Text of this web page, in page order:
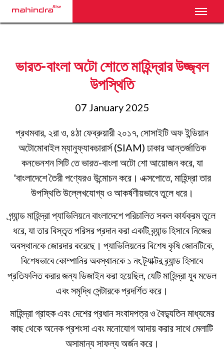
ভারত-বাংলা অটো শোতে মাহিন্দ্রার উজ্জ্বল
উপস্থিতি
07 January 2025
প্রথমবার, ২রা ও, ৪ঠা ফেব্রুয়ারী ২০১৭, সোসাইটি অফ ইন্ডিয়ান
অটোমোবাইল ম্যানুফ্যাকচারার্স (SIAM) ঢাকার আন্তর্জাতিক
কনভেনশন সিটি তে ভারত-বাংলা অটো শো আয়োজন করে, যা
'বাংলাদেশে তৈরী পণ্যেরও উন্মোচন করে। এক্সপোতে, মাহিন্দ্রা তার
উপস্থিতি উল্লেখযোগ্য ও আকর্ষণীয়ভাবে তুলে ধরে।
গ্র্যান্ড মাহিন্দ্রা প্যাভিলিয়নে বাংলাদেশে পরিচালিত সকল কার্যক্রম তুলে
ধরে, যা তার বিস্তৃত পরিসর প্রদান করা একটি ব্র্যান্ড হিসাবে নিজের
অবস্থানকে জোরদার করেছে। প্যাভিলিয়নের বিশেষ কৃষি জোনটিকে,
বিশেষভাবে কোম্পানির অবস্থানকে ১ নং ট্র্যাক্টর ব্র্যান্ড হিসাবে
প্রতিফলিত করার জন্য ডিজাইন করা হয়েছিল, যেটি মাহিন্দ্রা যুব মডেল
এবং সমৃদ্ধি সেন্টারকে প্রদর্শিত করে।
মাহিন্দ্রা গ্রাহক এবং দেশের প্রধান সংবাদপত্র ও বৈদ্যুতিন মাধ্যমের
কাছ থেকে অনেক প্রশংসা এবং মনোযোগ আদায় করার সাথে মেলাটি
অসামান্য সাফল্য অর্জন করে।